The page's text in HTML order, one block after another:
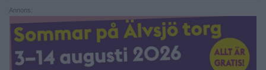
Annons: